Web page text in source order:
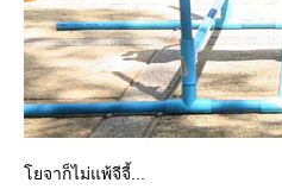
จาก็ไม่แพ้จีจี้...